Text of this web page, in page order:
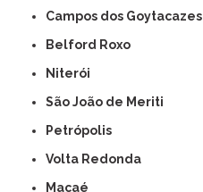
Campos dos Goytacazes
Belford Roxo
Niterói
São João de Meriti
Petrópolis
Volta Redonda
Macaé